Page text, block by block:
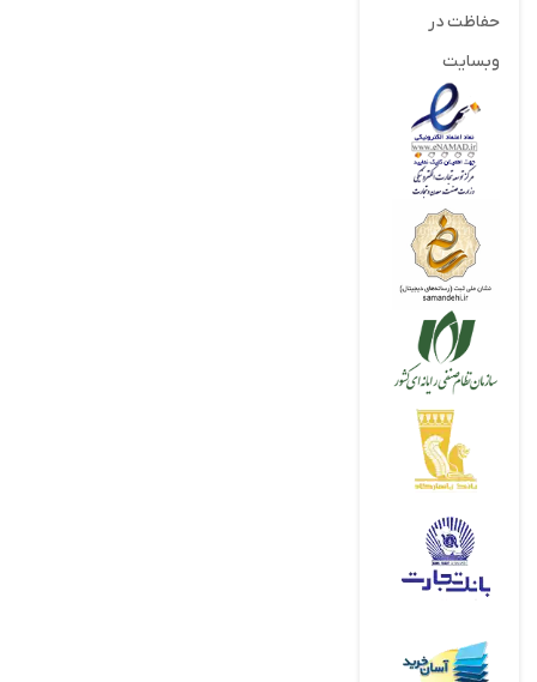
حفاظت در
وبسایت